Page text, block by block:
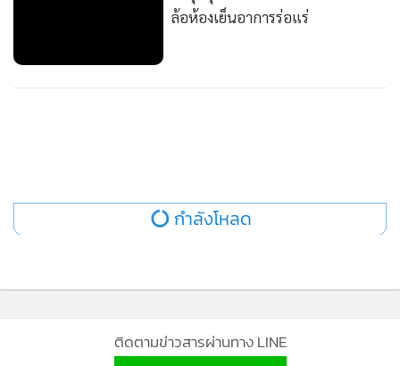
ล้อห้องเย็นอาการร่อแร่
กำลังโหลด
ติดตามข่าวสารผ่านทาง LINE